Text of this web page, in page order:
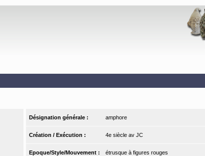
Désignation générale : amphore
Création / Exécution : 4e siècle av JC
Epoque/Style/Mouvement : étrusque à figures rouges